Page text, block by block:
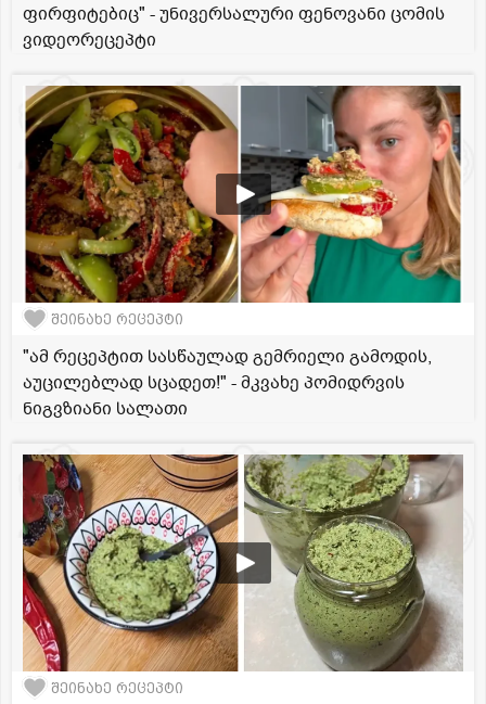
ფირფიტებიც" - უნივერსალური ფენოვანი ცომის
ვიდეორეცეპტი
შეინახე რეცეპტი
"ამ რეცეპტით სასწაულად გემრიელი გამოდის,
აუცილებლად სცადეთ!" - მკვახე პომიდრვის
ნიგვზიანი სალათი
შეინახე რეცეპტი